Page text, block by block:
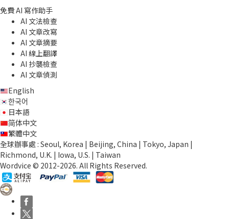
免費 AI 寫作助手
AI 文法檢查
AI 文章改寫
AI 文章摘要
AI 線上翻譯
AI 抄襲檢查
AI 文章偵測
English
한국어
日本語
简体中文
繁體中文
全球辦事處 : Seoul, Korea | Beijing, China | Tokyo, Japan |
Richmond, U.K. | Iowa, U.S. | Taiwan
Wordvice © 2012-2026. All Rights Reserved.